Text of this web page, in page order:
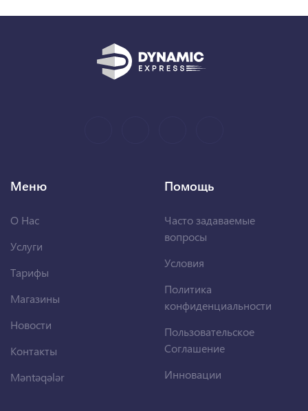
Меню
О Нас
Услуги
Тарифы
Магазины
Новости
Контакты
Məntəqələr
Помощь
Часто задаваемые
вопросы
Условия
Политика
конфиденциальности
Пользовательское
Соглашение
Инновации